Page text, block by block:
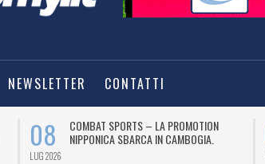
NEWSLETTER CONTATTI
08
LUG 2026
COMBAT SPORTS – LA PROMOTION
NIPPONICA SBARCA IN CAMBOGIA.